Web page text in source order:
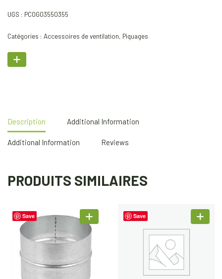
UGS : PCOG03550355
Catégories : Accessoires de ventilation, Piquages
Description Additional Information
Additional Information Reviews
PRODUITS SIMILAIRES
Save Save